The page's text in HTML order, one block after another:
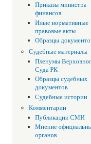
Приказы министра
финансов
Иные нормативные
правовые акты
Образцы
Судебные материалы
Пленумы
Суда РК
Образцы судебных
документов
Судебные истории
Комментарии
Публикации СМИ
Мнение
органов